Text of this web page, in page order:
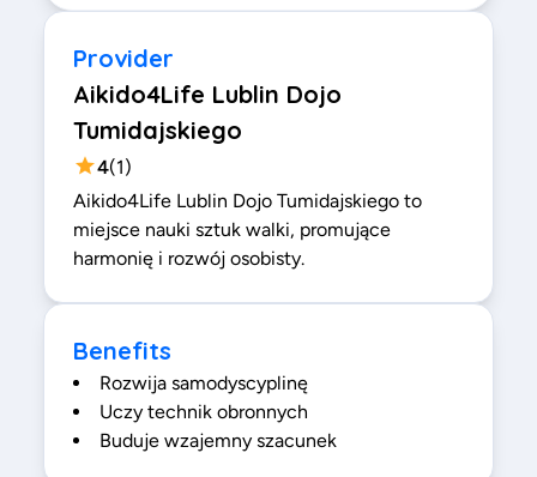
Provider
Aikido4Life Lublin Dojo
Tumidajskiego
4(1)
Aikido4Life Lublin Dojo Tumidajskiego to
miejsce nauki sztuk walki, promujące
harmonię i rozwój osobisty.
Benefits
Rozwija samodyscyplinę
Uczy technik obronnych
Buduje wzajemny szacunek